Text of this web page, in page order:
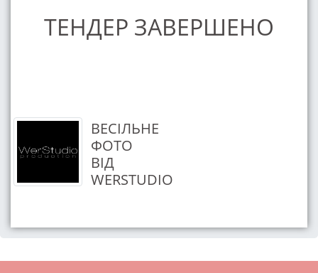
ТЕНДЕР ЗАВЕРШЕНО
ВЕСІЛЬНЕ
ФОТО
ВІД
WERSTUDIO